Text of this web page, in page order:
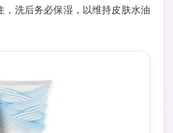
，洗后务必保湿，以维持皮肤水油